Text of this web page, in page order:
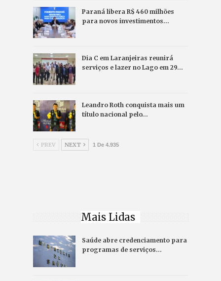
Paraná libera R$ 460 milhões
para novos investimentos…
Dia C em Laranjeiras reunirá
serviços e lazer no Lago em 29…
Leandro Roth conquista mais um
título nacional pelo…
PREV NEXT 1 De 4.935
Mais Lidas
Saúde abre credenciamento para
programas de serviços…